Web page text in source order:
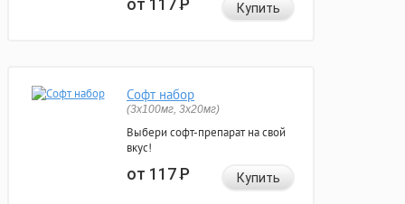
от 117Р Купить
Софт набор
(3x100мг, 3x20мг)
Выбери софт-препарат на свой
вкус!
от 117Р Купить